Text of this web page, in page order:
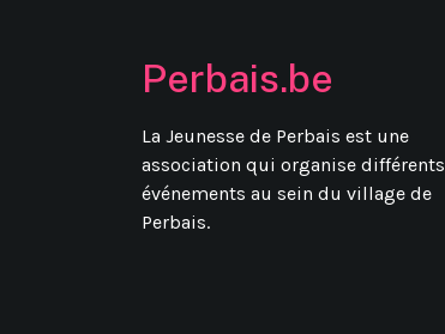
Perbais.be
La Jeunesse de Perbais est une
association qui organise différents
événements au sein du village de
Perbais.